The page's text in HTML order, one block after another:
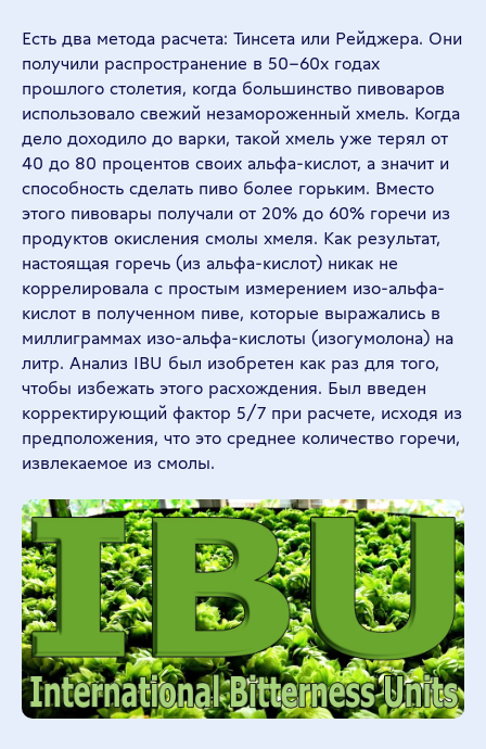
Есть два метода расчета: Тинсета или Рейджера. Они
получили распространение в 50-60х годах
прошлого столетия, когда большинство пивоваров
использовало свежий незамороженный хмель. Когда
дело доходило до варки, такой хмель уже терял от
40 до 80 процентов своих альфа-кислот, а значит и
способность сделать пиво более горьким. Вместо
этого пивовары получали от 20% до 60% горечи из
продуктов окисления смолы хмеля. Как результат,
настоящая горечь (из альфа-кислот) никак не
коррелировала с простым измерением изо-альфа-
кислот в полученном пиве, которые выражались в
миллиграммах изо-альфа-кислоты (изогумолона) на
литр. Анализ IBU был изобретен как раз для того,
чтобы избежать этого расхождения. Был введен
корректирующий фактор 5/7 при расчете, исходя из
предположения, что это среднее количество горечи,
извлекаемое из смолы.